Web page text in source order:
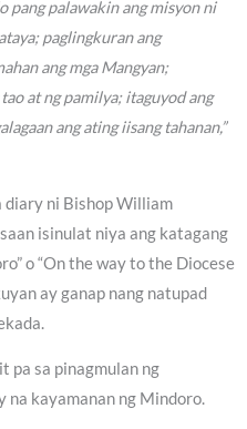
pang palawakin ang misyon ni
paglingkuran ang
ang mga Mangyan;
at ng pamilya; itaguyod ang
ang ating iisang tahanan,”
diary ni Bishop William
isinulat niya ang katagang
o “On the way to the Diocese
ay ganap nang natupad
pa sa pinagmulan ng
na kayamanan ng Mindoro.